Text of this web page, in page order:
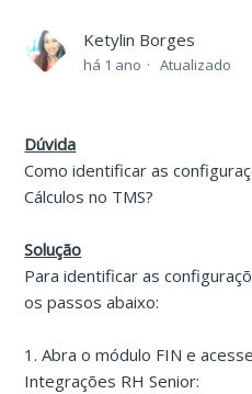
Ketylin Borges
há 1 ano Atualizado
Dúvida
Como identificar as
Cálculos no TMS?
Solução
Para identificar as
os passos abaixo:
1. Abra o módulo FIN e
Integrações RH Senior: